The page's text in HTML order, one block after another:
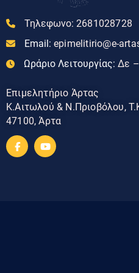
Τηλεφωνο: 2681028728
Email: epimelitirio@e-
Ωράριο Λειτουργίας: Δε
Επιμελητήριο Άρτας
Κ.Αιτωλού & Ν.Πριοβόλου,
47100, Άρτα